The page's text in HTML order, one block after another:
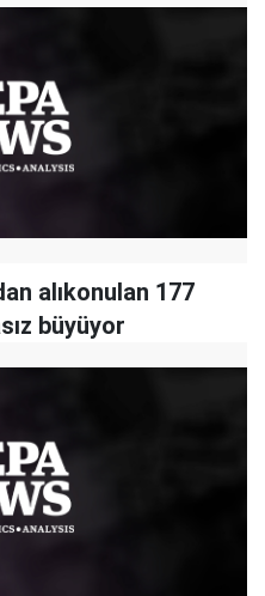
alıkonulan 177
büyüyor